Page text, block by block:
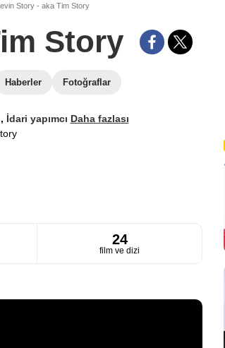
Story - aka Tim Story
Story
Haberler Fotoğraflar
, İdari yapımcı Daha fazlası
24
film ve dizi